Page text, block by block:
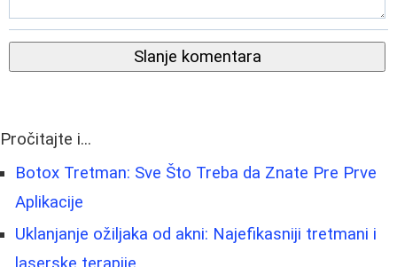
Slanje komentara
Pročitajte i...
Botox Tretman: Sve Što Treba da Znate Pre Prve
Aplikacije
Uklanjanje ožiljaka od akni: Najefikasniji tretmani i